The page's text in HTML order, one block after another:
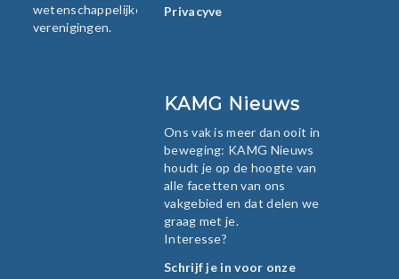
wetenschappelijke
verenigingen.
Privacyverklaring
KAMG Nieuws
Ons vak is meer dan ooit in
beweging: KAMG Nieuws
houdt je op de hoogte van
alle facetten van ons
vakgebied en dat delen we
graag met je.
Interesse?
Schrijf je in voor onze